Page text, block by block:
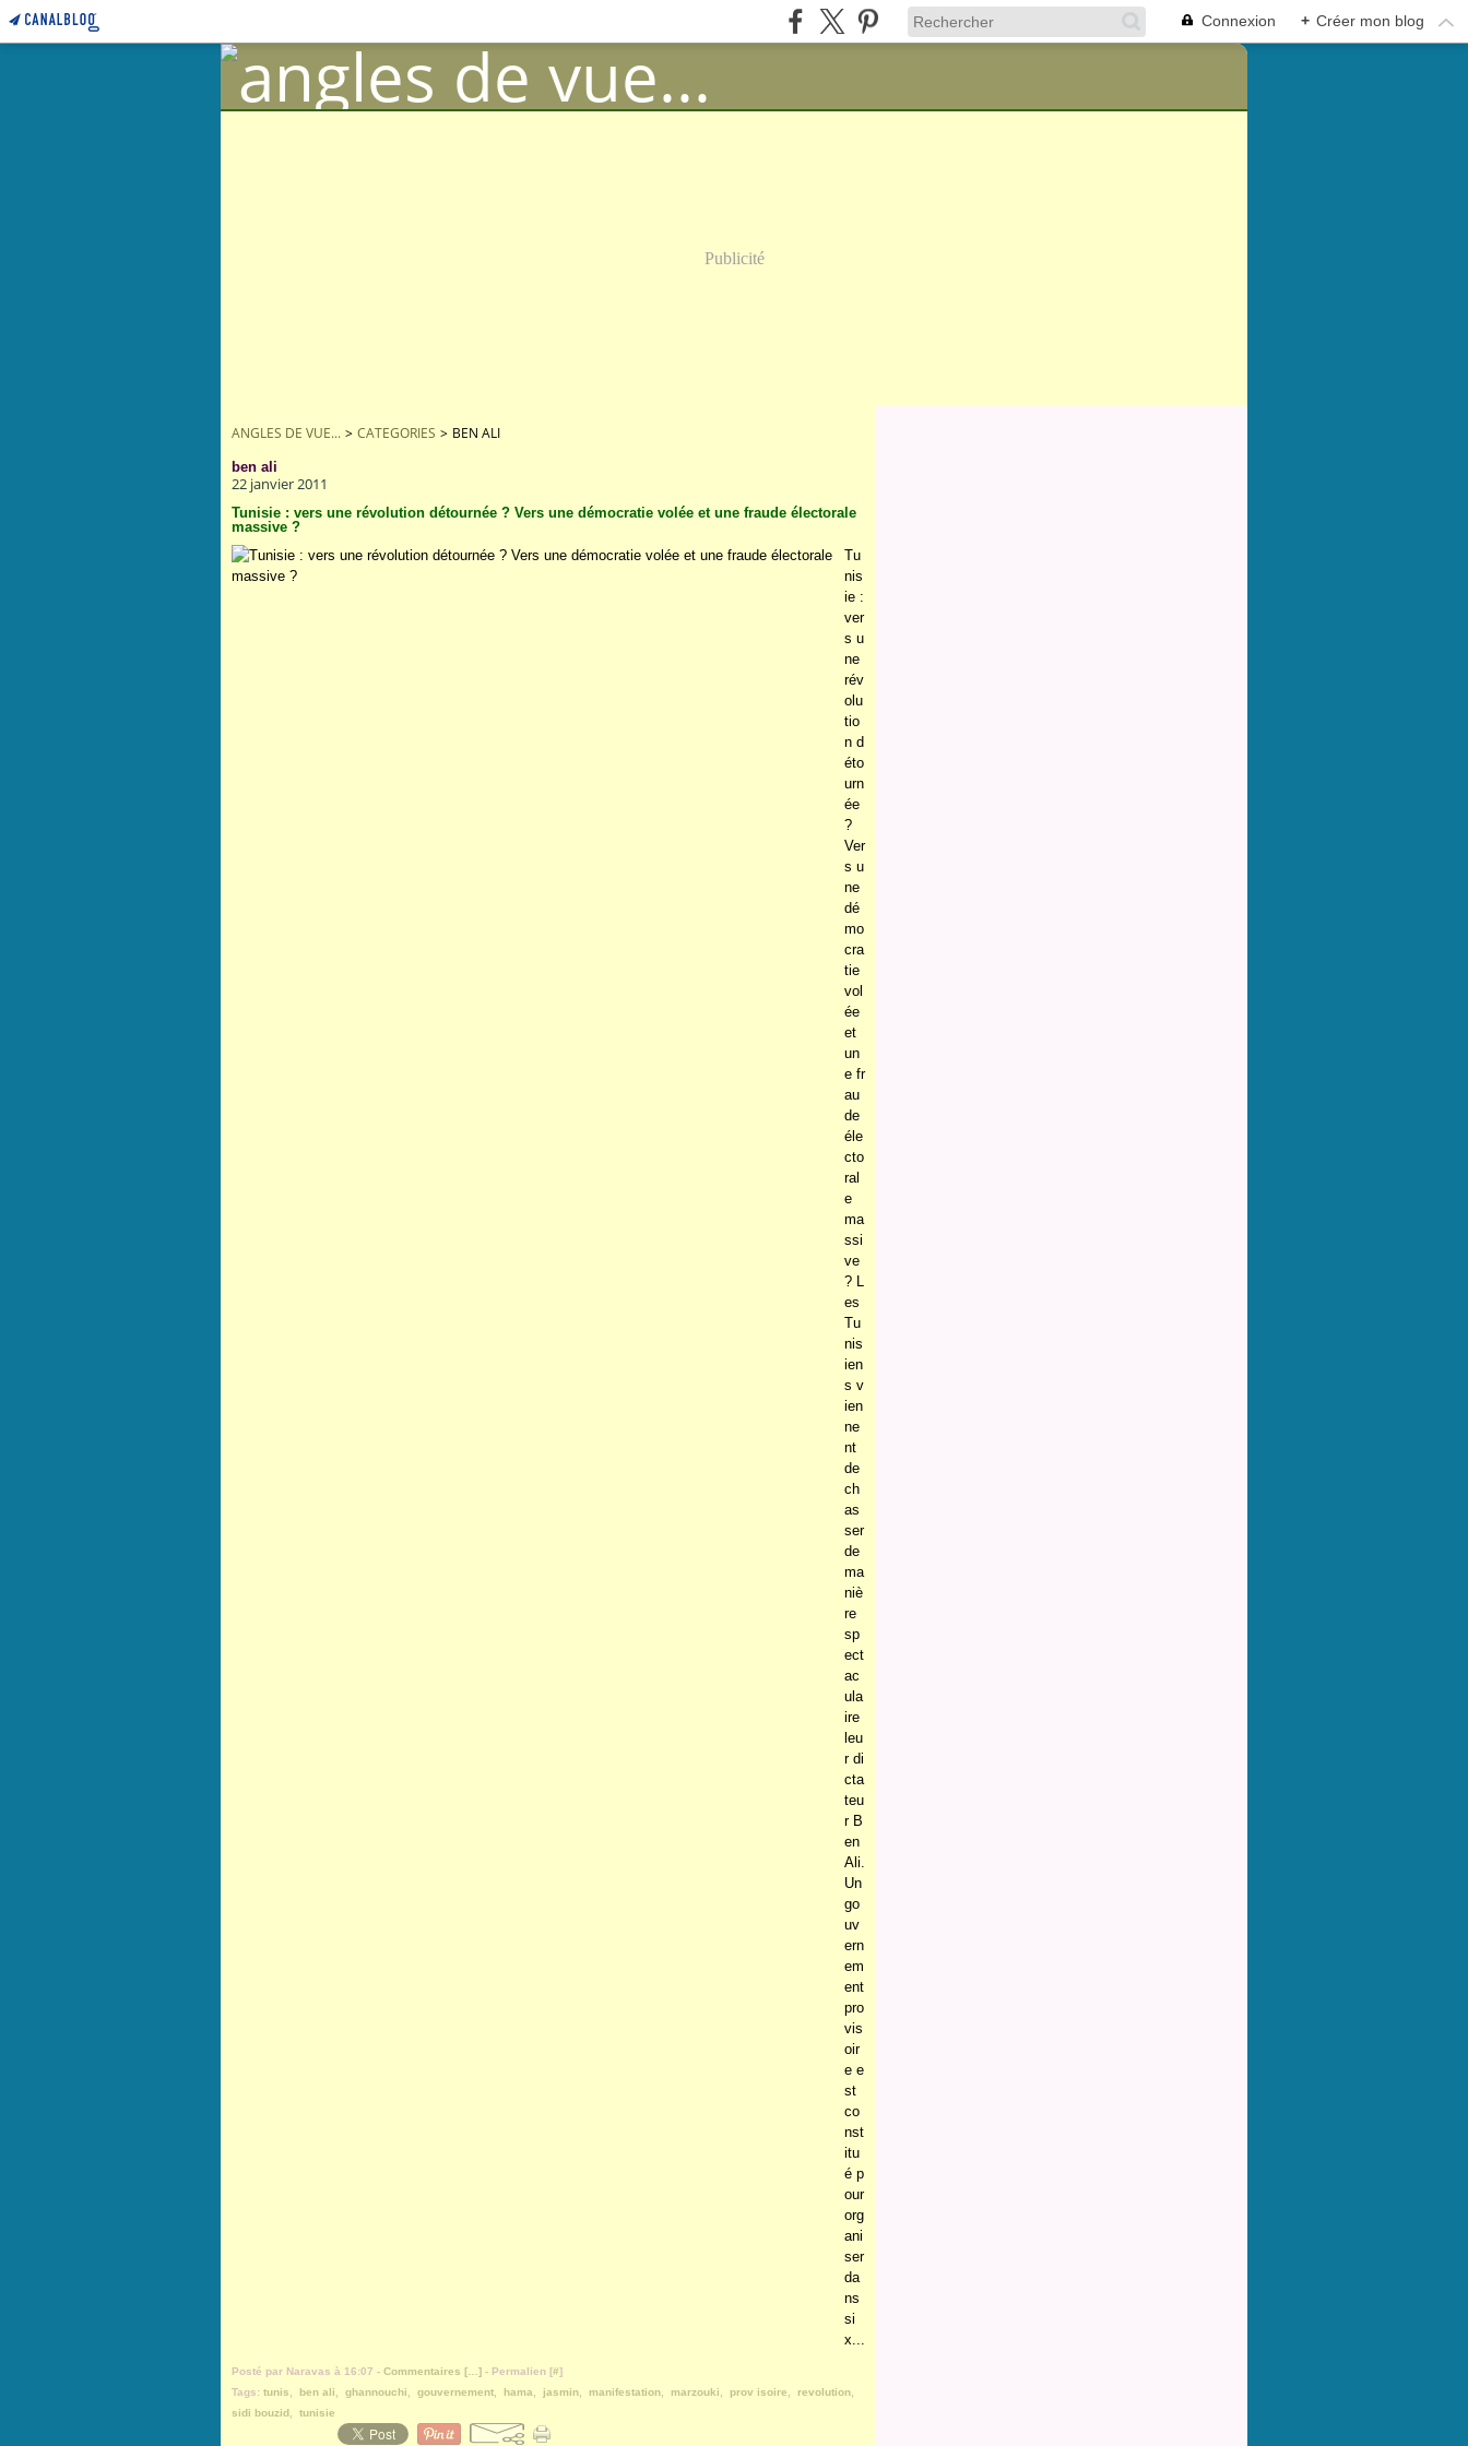
Connexion + Créer mon blog
Publicité
ANGLES DE VUE... > CATEGORIES > BEN ALI
ben ali
22 janvier 2011
Tunisie : vers une révolution détournée ? Vers une démocratie volée et une fraude électorale
massive ?
Tu
nis
ie :
ver
s u
ne
rév
olu
tio
n d
éto
urn
ée
?
Ver
s u
ne
dé
mo
cra
tie
vol
ée
et
un
e fr
au
de
éle
cto
ral
e
ma
ssi
ve
? L
es
Tu
nis
ien
s v
ien
ne
nt
de
ch
as
ser
de
ma
niè
re
sp
ect
ac
ula
ire
leu
r di
cta
teu
r B
en
Ali.
Un
go
uv
ern
em
ent
pro
vis
oir
e e
st
co
nst
itu
é p
our
org
ani
ser
da
ns
si
x...
Posté par Naravas à 16:07 - Commentaires [ ] - Permalien [#]
Tags: tunis ben ali ghannouchi gouvernement hama jasmin manifestation marzouki prov isoire revolution
sidi bouzid
tunisie